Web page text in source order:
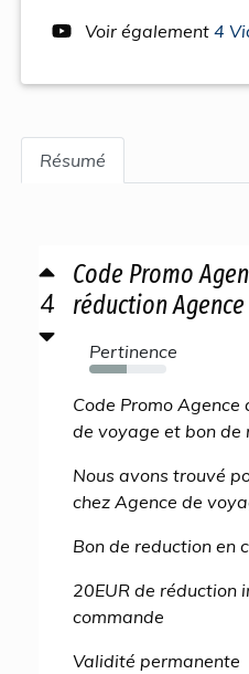
Voir également 4
Résumé
4
Code Promo
réduction
Pertinence
49%
Code Promo
de voyage et bon de
Nous avons trouvé
chez Agence de
Bon de reduction en
20EUR de réduction
commande
Validité permanente